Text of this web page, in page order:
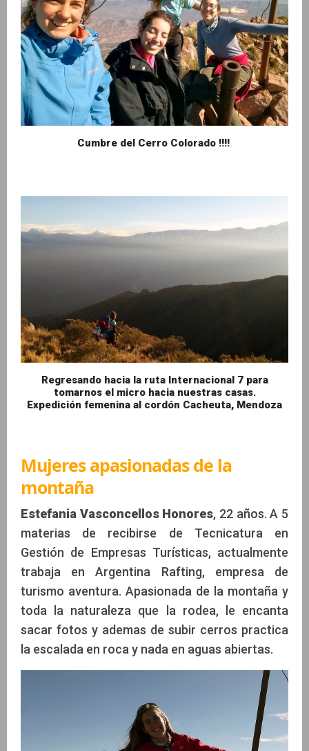
Cumbre del Cerro Colorado !!!!
Regresando hacia la ruta Internacional 7 para
tomarnos el micro hacia nuestras casas.
Expedición femenina al cordón Cacheuta, Mendoza
Mujeres apasionadas de la
montaña
Estefania Vasconcellos Honores, 22 años. A 5
materias de recibirse de Tecnicatura en
Gestión de Empresas Turísticas, actualmente
trabaja en Argentina Rafting, empresa de
turismo aventura. Apasionada de la montaña y
toda la naturaleza que la rodea, le encanta
sacar fotos y ademas de subir cerros practica
la escalada en roca y nada en aguas abiertas.